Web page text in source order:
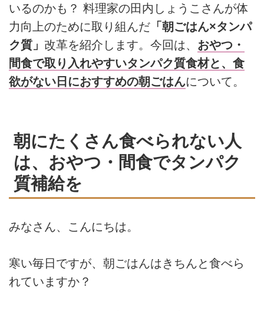
いるのかも？ 料理家の田内しょうこさんが体
力向上のために取り組んだ 「朝ごはん×タンパ
ク質」 改革を紹介します。今回は、 おやつ・
間食で取り入れやすいタンパク質食材と、食
欲がない日におすすめの朝ごはんについて。
朝にたくさん食べられない人
は、おやつ・間食でタンパク
質補給を
みなさん、こんにちは。
寒い毎日ですが、朝ごはんはきちんと食べら
れていますか？